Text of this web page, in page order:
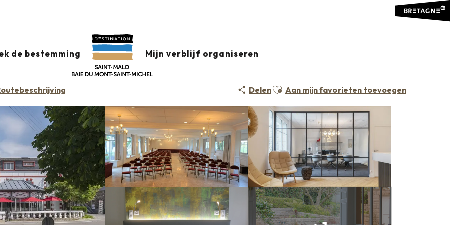
de bestemming Mijn verblijf organiseren
DelenAjouter aux favoris
Aan mijn favorieten toevoegen